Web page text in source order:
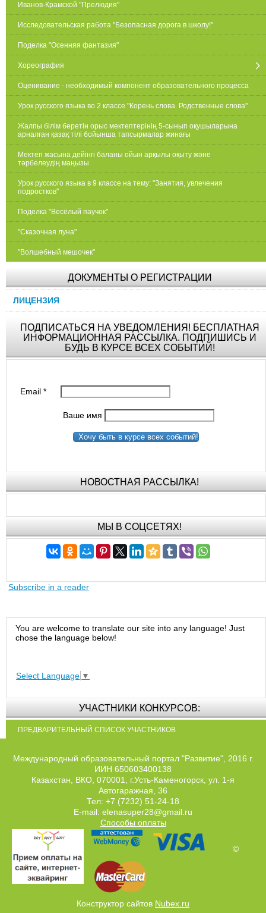
Иванов-Крамской "Прелюдия"
Исследовательская работа "Безопасная дорога в школу!"
Поделка "Осенняя фантазия"
Хореография
Оценивание - необходимый компонент образовательного процесса
Урок русского языка во 2 классе "Корень слова. Родственные слова"
Жалпы білім беретін орыс мектептерінің 5-сынып оқушыларына
арналған қазақ тілі бойынша тапсырмалар жинағы
Мектеп жасына дейінгі баланы ойын арқылы оқыту және
тәрбелеудің маңызы
Урок русского языка в 9 классе на тему: "Занятия, увлечения
подростков"
Поделка "Весёлый паучок"
"Сказочная луна"
"Волшебный мешочек"
ДОКУМЕНТЫ О РЕГИСТРАЦИИ
ЛИЦЕНЗИЯ
ПОДПИСАТЬСЯ НА УВЕДОМЛЕНИЯ! БЕСПЛАТНАЯ
ИНФОРМАЦИОННАЯ РАССЫЛКА. ПОДПИШИСЬ И
БУДЬ В КУРСЕ ВСЕХ СОБЫТИЙ!
Email*
Ваше имя
Хочу быть в курсе всех событий!
НОВОСТНАЯ РАССЫЛКА!
МЫ В СОЦСЕТЯХ!
Subscribe in a reader
You are welcome to translate our site into any language! Just
chose the language below!
Select Language ▼
УЧАСТНИКИ КОНКУРСОВ:
ПРЕДВАРИТЕЛЬНЫЙ СПИСОК УЧАСТНИКОВ
Международный образовательный портал "Развитие", 2016 г.
ИИН 650603400138
Казахстан, ВКО, 070001, г.Усть-Каменогорск, ул. 1-я
Автогаражная, 36
Тел: +7 (7232) 51-24-18
E-mail: elenasuper28@gmail.ru
Способы оплаты
©
Конструктор сайтов Nubex.ru